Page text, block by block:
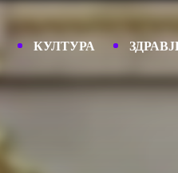
КУЛТУРА